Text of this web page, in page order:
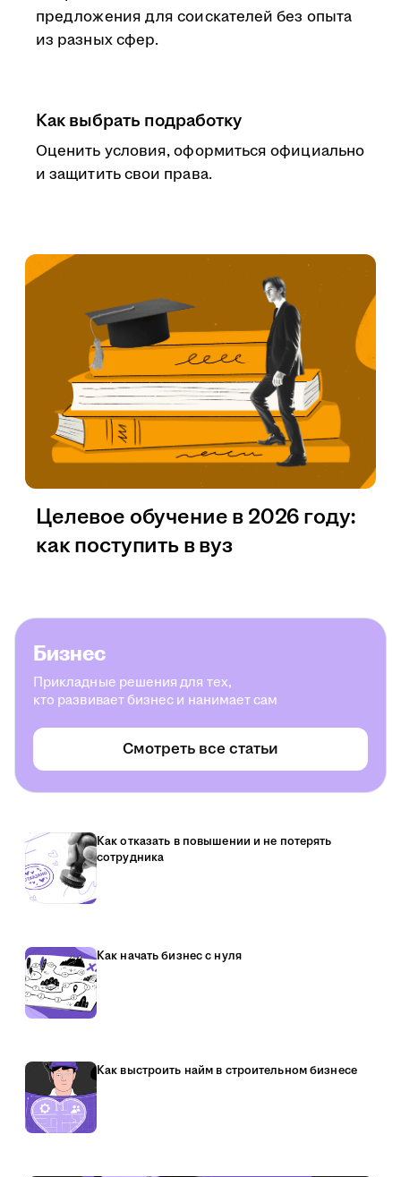
предложения для соискателей без опыта
из разных сфер.
Как выбрать подработку
Оценить условия, оформиться официально
и защитить свои права.
Целевое обучение в 2026 году:
как поступить в вуз
Бизнес
Прикладные решения для тех,
кто развивает бизнес и нанимает сам
Смотреть все статьи
Как отказать в повышении и не потерять
сотрудника
Как начать бизнес с нуля
Как выстроить найм в строительном бизнесе